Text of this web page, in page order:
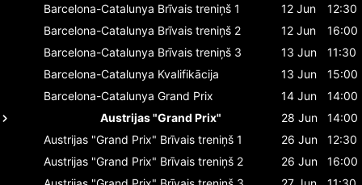
Barcelona-Catalunya Brīvais treniņš 1 12 Jun
12:30
Barcelona-Catalunya Brīvais treniņš 2 12 Jun
16:00
Barcelona-Catalunya Brīvais treniņš 3 13 Jun
11:30
Barcelona-Catalunya Kvalifikācija 13 Jun
15:00
Barcelona-Catalunya Grand Prix 14 Jun
14:00
Austrijas "Grand Prix"
28 Jun
14:00
Austrijas "Grand Prix" Brīvais treniņš 1 26 Jun
12:30
Austrijas "Grand Prix" Brīvais treniņš 2 26 Jun
16:00